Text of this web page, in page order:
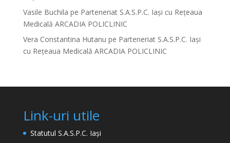
Vasile Buchila pe Parteneriat S.A.S.P.C. Iași cu Rețeaua
Medicală ARCADIA POLICLINIC
Vera Constantina Hutanu pe Parteneriat S.A.S.P.C. Iași
cu Rețeaua Medicală ARCADIA POLICLINIC
Link-uri utile
Statutul S.A.S.P.C. Iași